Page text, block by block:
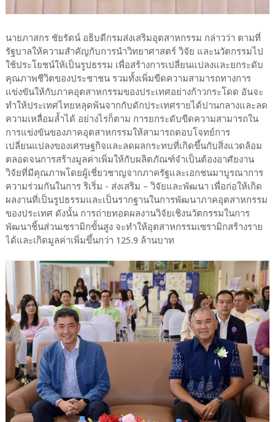
นายภาสกร ชัยรัตน์ อธิบดีกรมส่งเสริมอุตสาหกรรม กล่าวว่า ตามที่
รัฐบาลให้ความสำคัญกับการนำวิทยาศาสตร์ วิจัย และนวัตกรรมไป
ใช้ประโยชน์ให้เป็นรูปธรรม เพื่อสร้างการเปลี่ยนแปลงและยกระดับ
คุณภาพชีวิตของประชาชน รวมทั้งเพิ่มขีดความสามารถทางการ
แข่งขันให้กับภาคอุตสาหกรรมของประเทศอย่างก้าวกระโดด อันจะ
ทำให้ประเทศไทยหลุดพ้นจากกับดักประเทศรายได้ปานกลางและลด
ความเหลื่อมล้ำได้ อย่างไรก็ตาม การยกระดับขีดความสามารถใน
การแข่งขันของภาคอุตสาหกรรมให้สามารถตอบโจทย์การ
เปลี่ยนแปลงของเศรษฐกิจและลดผลกระทบที่เกิดขึ้นกับสิ่งแวดล้อม
ตลอดจนการสร้างมูลค่าเพิ่มให้กับผลิตภัณฑ์จำเป็นต้องอาศัยงาน
วิจัยที่มีคุณภาพโดยผู้เชี่ยวชาญจากภาครัฐและเอกชนมาบูรณาการ
ความร่วมกันในการ ริเริ่ม - ส่งเสริม – วิจัยและพัฒนา เพื่อก่อให้เกิด
ผลงานที่เป็นรูปธรรมและเป็นรากฐานในการพัฒนาภาคอุตสาหกรรม
ของประเทศ ดังนั้น การถ่ายทอดผลงานวิจัยเชิงนวัตกรรมในการ
พัฒนาชิ้นส่วนเซรามิกขั้นสูง จะทำให้อุตสาหกรรมเซรามิกสร้างราย
ได้และเกิดมูลค่าเพิ่มขึ้นกว่า 125.9 ล้านบาท